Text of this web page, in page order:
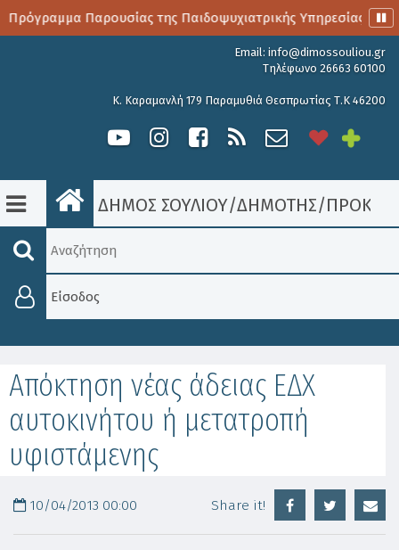
Πρόγραμμα Παρουσίας της Παιδοψυχιατρικής Υπηρεσίας
Email: info@dimossouliou.gr
Τηλέφωνο 26663 60100
Κ. Καραμανλή 179 Παραμυθιά Θεσπρωτίας Τ.Κ 46200
ΔΗΜΟΣ ΣΟΥΛΙΟΥ/ΔΗΜΟΤΗΣ/
Είσοδος
Απόκτηση νέας άδειας ΕΔΧ
αυτοκινήτου ή μετατροπή
υφιστάμενης
10/04/2013 00:00 Share it!